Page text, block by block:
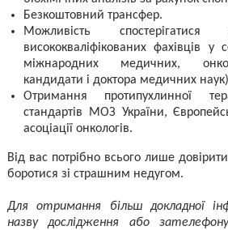
Безкоштовний трансфер.
Можливість
висококваліфікованих фахівців у
міжнародних медичних,
кандидати і доктора медичних
Отримання протипухлинної
стандартів МОЗ України,
асоціації онкологів.
Від вас потрібно всього лише
боротися зі страшним недугом.
Для отримання більш докладної
назву дослідження або